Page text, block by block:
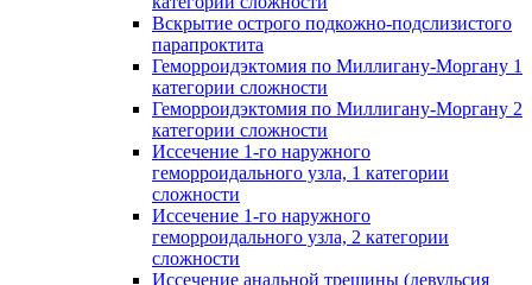
Вскрытие острого подкожно-подслизистого
парапроктита
Геморроидэктомия по Миллигану-Моргану 1
категории сложности
Геморроидэктомия по Миллигану-Моргану 2
категории сложности
Иссечение 1-го наружного
геморроидального узла, 1 категории
сложности
Иссечение 1-го наружного
геморроидального узла, 2 категории
сложности
Иссечение анальной трещины (девульсия